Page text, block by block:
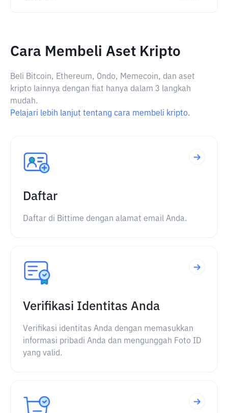
Cara Membeli Aset Kripto
Beli Bitcoin, Ethereum, Ondo, Memecoin, dan aset
kripto lainnya dengan fiat hanya dalam 3 langkah
mudah.
Pelajari lebih lanjut tentang cara membeli kripto.
Daftar
Daftar di Bittime dengan alamat email Anda.
Verifikasi Identitas Anda
Verifikasi identitas Anda dengan memasukkan
informasi pribadi Anda dan mengunggah Foto ID
yang valid.